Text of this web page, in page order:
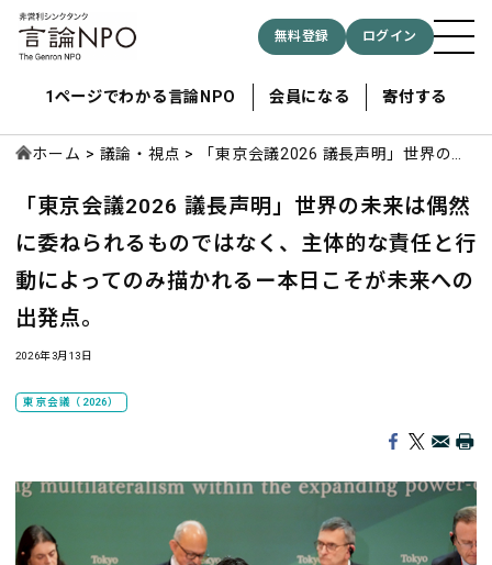
無料登録 ログイン
1ページでわかる言論NPO 会員になる 寄付する
検索
ホーム 議論・視点
「東京会議2026 議長声明」世界の未
主体的な責任と行動によってのみ描か
れるー本日こそが未来への出発点。
「東京会議2026 議長声明」世界の未来は偶然
に委ねられるものではなく、主体的な責任と行
動によってのみ描かれるー本日こそが未来への
出発点。
2026年3月13日
東京会議（2026）